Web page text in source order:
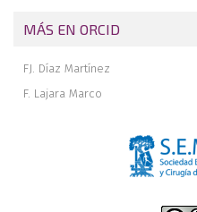
MÁS EN ORCID
FJ. Díaz Martínez
F. Lajara Marco